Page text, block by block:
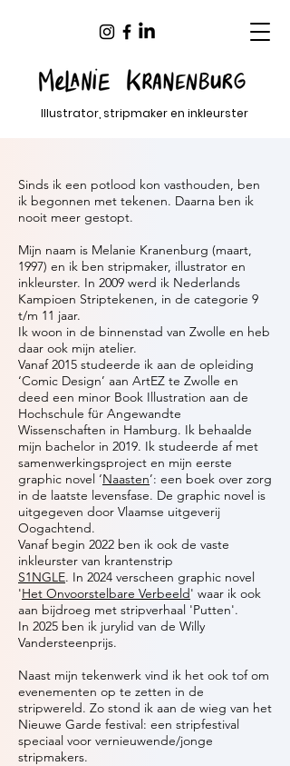
Illustrator, stripmaker en inkleurster
Sinds ik een potlood kon vasthouden, ben
ik begonnen met tekenen. Daarna ben ik
nooit meer gestopt.
Mijn naam is Melanie Kranenburg (maart,
1997) en ik ben stripmaker, illustrator en
inkleurster. In 2009 werd ik Nederlands
Kampioen Striptekenen, in de categorie 9
t/m 11 jaar.
Ik woon in de binnenstad van Zwolle en heb
daar ook mijn atelier.
Vanaf 2015 studeerde ik aan de opleiding
‘Comic Design’ aan ArtEZ te Zwolle en
deed een minor Book Illustration aan de
Hochschule für Angewandte
Wissenschaften in Hamburg. Ik behaalde
mijn bachelor in 2019. Ik studeerde af met
samenwerkingsproject en mijn eerste
graphic novel ‘Naasten’: een boek over zorg
in de laatste levensfase. De graphic novel is
uitgegeven door Vlaamse uitgeverij
Oogachtend.
Vanaf begin 2022 ben ik ook de vaste
inkleurster van krantenstrip
S1NGLE. In 2024 verscheen graphic novel
'Het Onvoorstelbare Verbeeld' waar ik ook
aan bijdroeg met stripverhaal 'Putten'.
In 2025 ben ik jurylid van de Willy
Vandersteenprijs.
Naast mijn tekenwerk vind ik het ook tof om
evenementen op te zetten in de
stripwereld. Zo stond ik aan de wieg van het
Nieuwe Garde festival: een stripfestival
speciaal voor vernieuwende/jonge
stripmakers.